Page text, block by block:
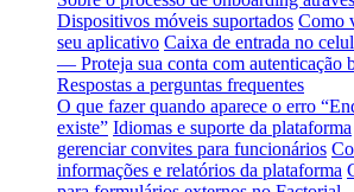
Dispositivos móveis suportados Como
seu aplicativo Caixa de entrada no
— Proteja sua conta com autenticação
Respostas a perguntas frequentes
O que fazer quando aparece o erro
existe” Idiomas e suporte da plataforma
gerenciar convites para funcionários
informações e relatórios da plataforma